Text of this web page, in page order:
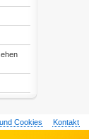
Cookies Kontakt